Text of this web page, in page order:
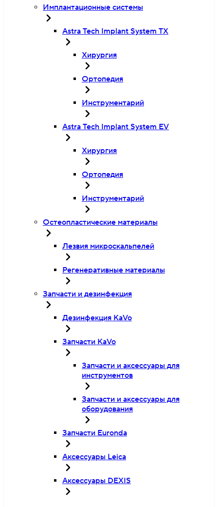
Имплантационные системы
Astra Tech Implant System TX
Хирургия
Ортопедия
Инструментарий
Astra Tech Implant System EV
Хирургия
Ортопедия
Инструментарий
Остеопластические материалы
Лезвия микроскальпелей
Регенеративные материалы
Запчасти и дезинфекция
Дезинфекция KaVo
Запчасти KaVo
Запчасти и аксессуары для
инструментов
Запчасти и аксессуары для
оборудования
Запчасти Euronda
Аксессуары Leica
Аксессуары DEXIS